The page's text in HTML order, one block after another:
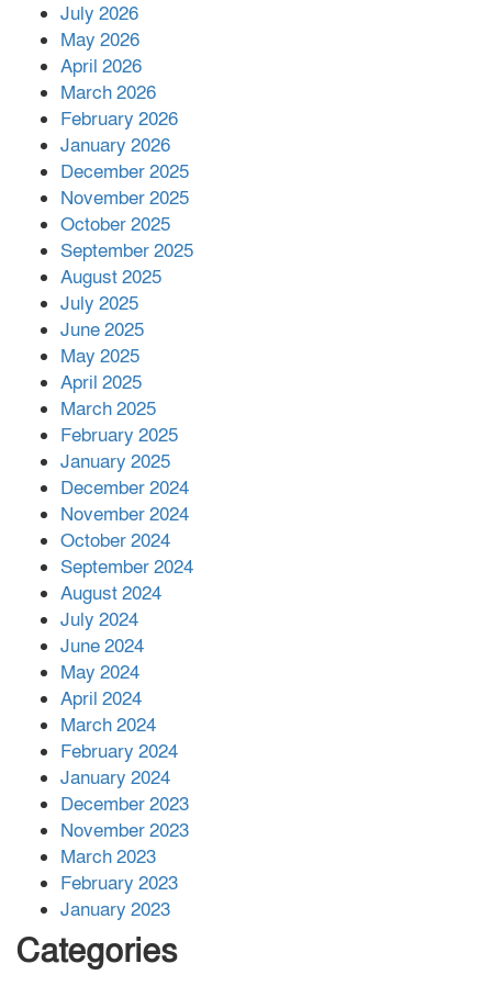
পর ফোন তারেক রহমানের,গ্যাস সঙ্কট
সহায়তা দিলেন সাচিং প্রু জেরী
July 2026
May 2026
April 2026
March 2026
February 2026
January 2026
December 2025
November 2025
October 2025
September 2025
August 2025
July 2025
June 2025
May 2025
April 2025
March 2025
February 2025
January 2025
December 2024
November 2024
October 2024
September 2024
August 2024
July 2024
June 2024
May 2024
April 2024
March 2024
February 2024
January 2024
December 2023
November 2023
March 2023
February 2023
January 2023
Categories